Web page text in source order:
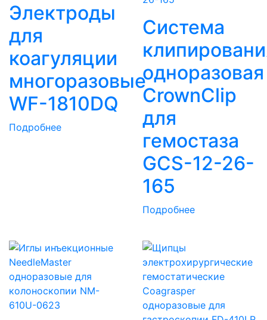
Электроды
для
коагуляции
многоразовые
WF-1810DQ
Подробнее
Система
одноразовая
CrownClip
для
гемостаза
GCS-12-26-
165
Подробнее